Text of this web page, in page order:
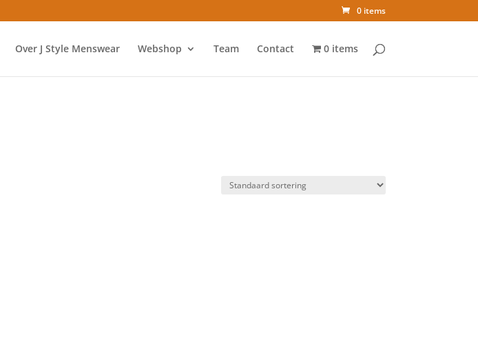
0 items
Over J Style Menswear Webshop Team Contact 0 items